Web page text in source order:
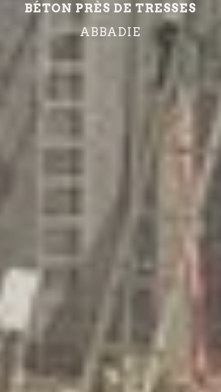
BÉTON PRÈS DE TRESSES
ABBADIE